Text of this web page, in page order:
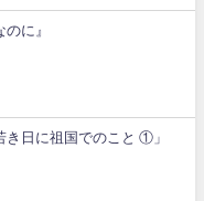
に』
き日に祖国でのこと ①」